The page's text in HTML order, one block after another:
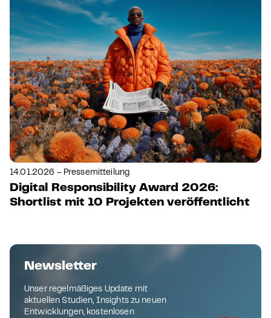
14.01.2026 – Pressemitteilung
Digital Responsibility Award 2026:
Shortlist mit 10 Projekten veröffentlicht
Newsletter
Unser regelmäßiges Update mit
aktuellen Studien, Insights zu neuen
Entwicklungen, kostenlosen